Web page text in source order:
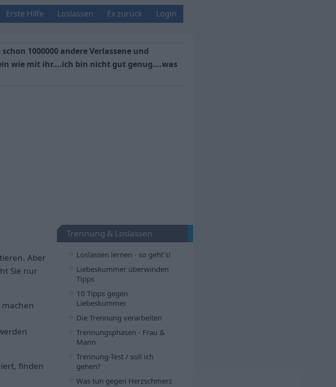
Erste Hilfe Loslassen Ex zurück Login
1000000 andere Verlassene und
wie mit ihr….ich bin nicht gut genug….was
Aber
Sie nur
machen
finden
Trennung & Loslassen
Loslassen lernen - so geht´s!
Liebeskummer überwinden
Tipps
10 Tipps gegen
Liebeskummer
Die Trennung verarbeiten
Trennungsphasen - Frau &
Mann
Trennung-Test / soll ich
gehen?
Was tun gegen Herzschmerz